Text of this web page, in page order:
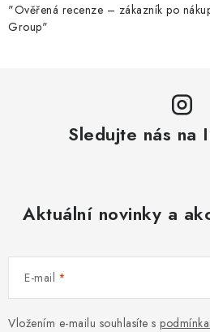
"Ověřená recenze – zákazník po
Group"
Sledujte nás na
Aktuální novinky a
E-mail
Vložením e-mailu souhlasíte s